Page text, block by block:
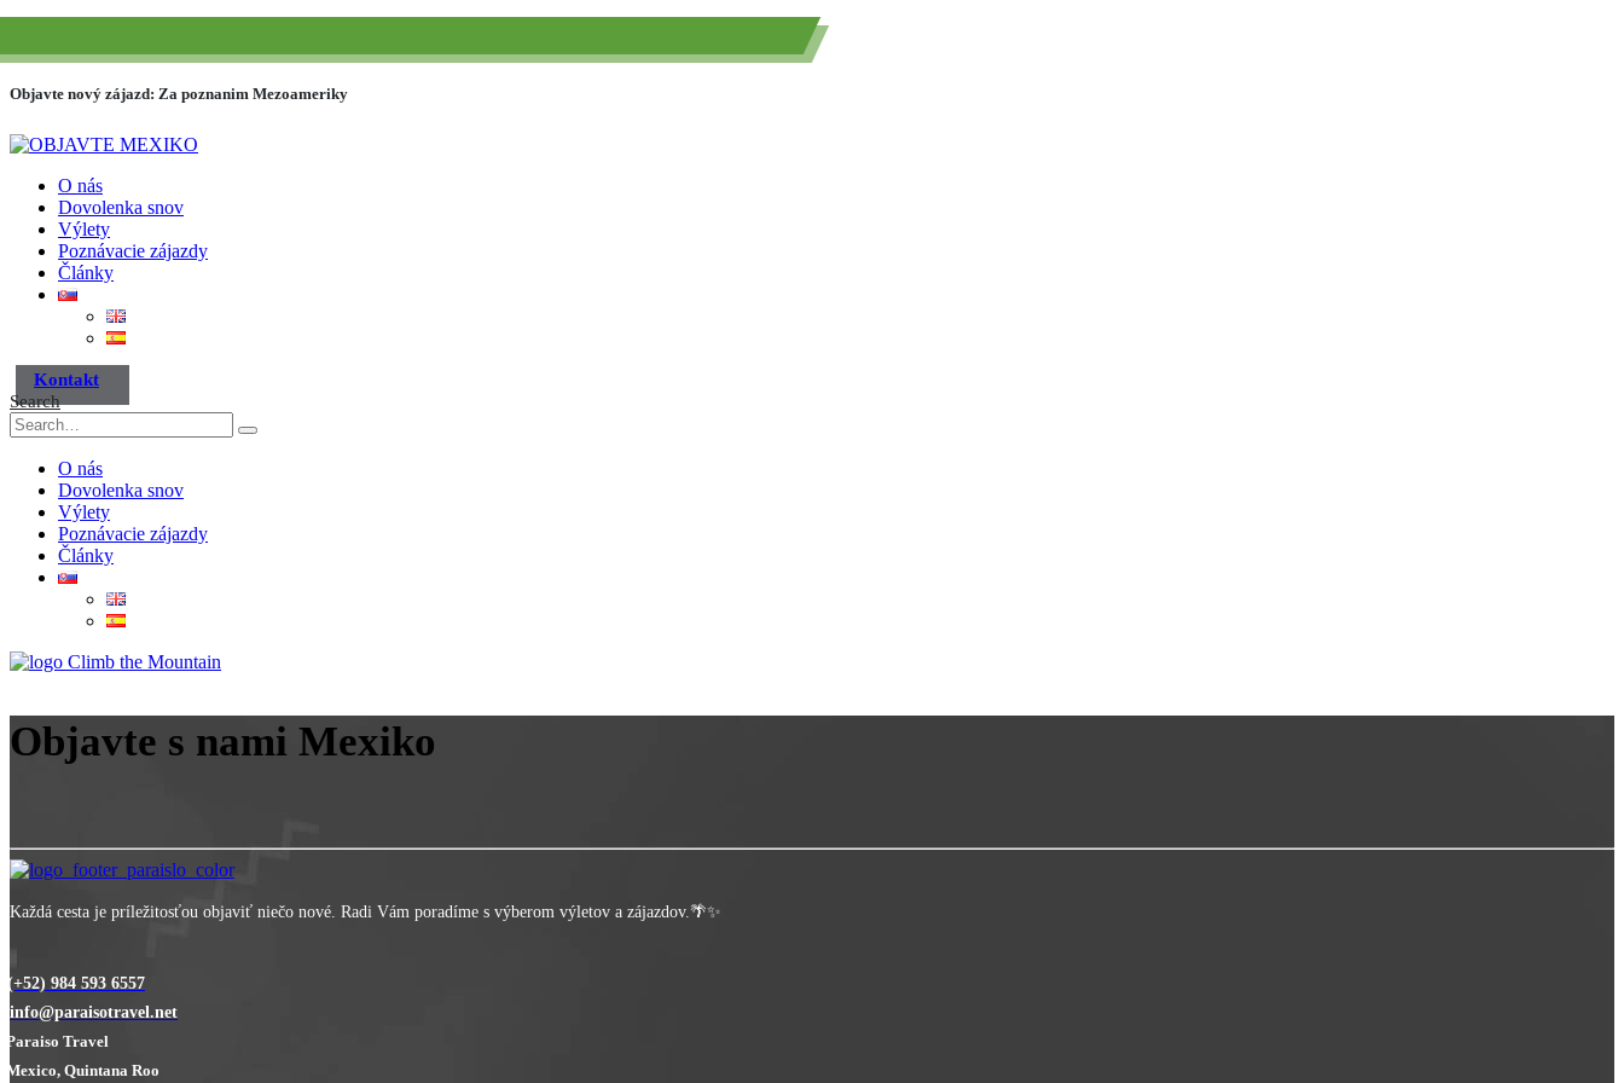
Objavte nový zájazd: Za poznanim Mezoameriky
O nás
Dovolenka snov
Výlety
Poznávacie zájazdy
Články
Kontakt
Search
O nás
Dovolenka snov
Výlety
Poznávacie zájazdy
Články
Climb the Mountain
Objavte s nami Mexiko
Každá cesta je príležitosťou objaviť niečo nové. Radi Vám poradíme s výberom výletov a zájazdov.🌴✨
(+52) 984 593 6557
info@paraisotravel.net
Paraiso Travel
Mexico, Quintana Roo